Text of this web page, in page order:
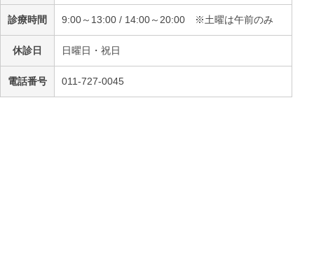
診療時間 9:00～13:00 / 14:00～20:00 ※土曜は午前のみ
休診日 日曜日・祝日
電話番号 011-727-0045